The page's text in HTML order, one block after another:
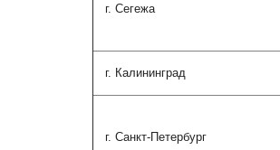
г. Сегежа
г. Калининград
г. Санкт-Петербург